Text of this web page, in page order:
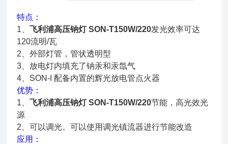
特点：
1、飞利浦高压钠灯 SON-T150W/220发光效率可达
120流明/瓦
2、外部灯管，管状透明型
3、放电灯内填充了钠汞和汞氙气
4、SON-I 配备内置的辉光放电管点火器
优势：
1、飞利浦高压钠灯 SON-T150W/220节能，高光效光
源
2、可以调光。可以使用调光镇流器进行节能改造
应用：